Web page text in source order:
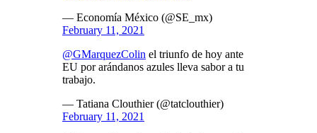
— Economía México (@SE_mx)
February 11, 2021
@GMarquezColin el triunfo de hoy ante
EU por arándanos azules lleva sabor a tu
trabajo.
— Tatiana Clouthier (@tatclouthier)
February 11, 2021